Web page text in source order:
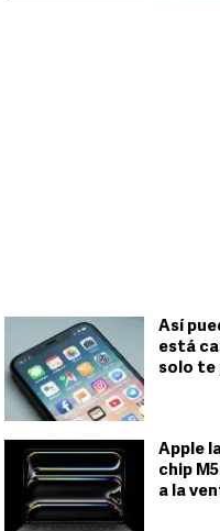
Así
está
solo te
Apple
chip
a la